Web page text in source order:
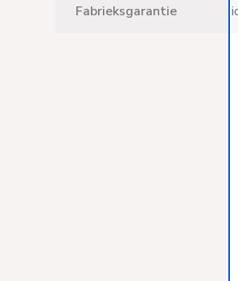
Fabrieksgarantie